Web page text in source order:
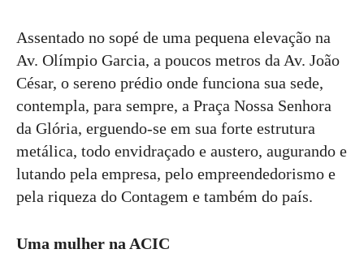
Assentado no sopé de uma pequena elevação na
Av. Olímpio Garcia, a poucos metros da Av. João
César, o sereno prédio onde funciona sua sede,
contempla, para sempre, a Praça Nossa Senhora
da Glória, erguendo-se em sua forte estrutura
metálica, todo envidraçado e austero, augurando e
lutando pela empresa, pelo empreendedorismo e
pela riqueza do Contagem e também do país.
Uma mulher na ACIC